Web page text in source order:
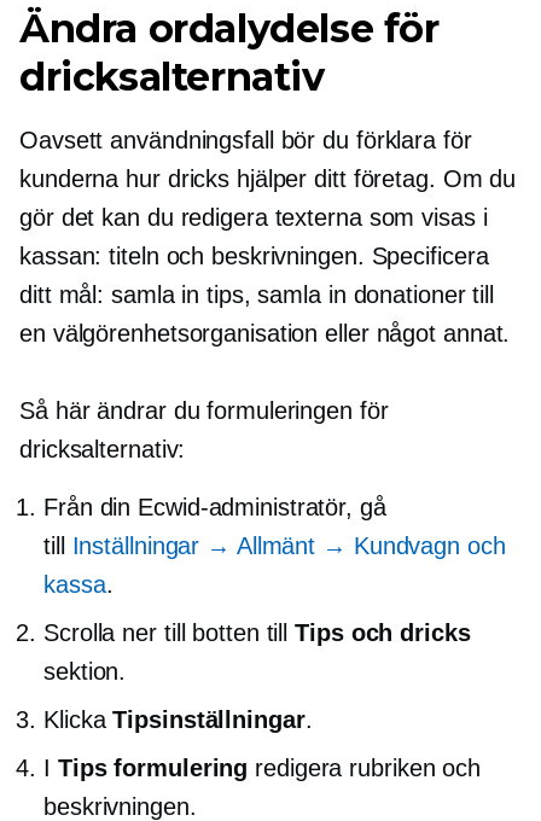
Ändra ordalydelse för
dricksalternativ
Oavsett användningsfall bör du förklara för
kunderna hur dricks hjälper ditt företag. Om du
gör det kan du redigera texterna som visas i
kassan: titeln och beskrivningen. Specificera
ditt mål: samla in tips, samla in donationer till
en välgörenhetsorganisation eller något annat.
Så här ändrar du formuleringen för
dricksalternativ:
Från din Ecwid-administratör, gå
till Inställningar → Allmänt → Kundvagn och
kassa.
Scrolla ner till botten tillTips och dricks
sektion.
KlickaTipsinställningar.
I Tips formulering redigera rubriken och
beskrivningen.